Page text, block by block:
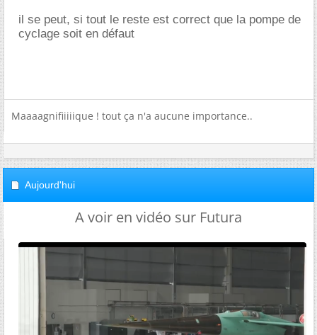
il se peut, si tout le reste est correct que la pompe de
cyclage soit en défaut
Maaaagnifiiiiique ! tout ça n'a aucune importance..
Aujourd'hui
A voir en vidéo sur Futura